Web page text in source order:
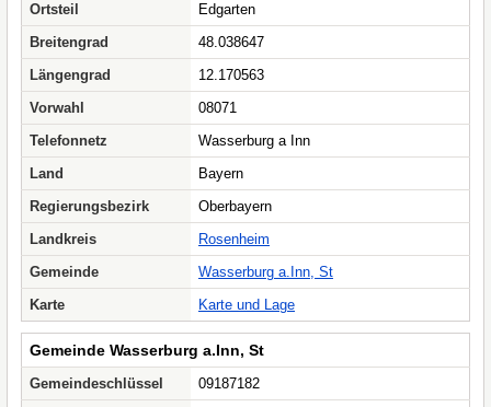
Ortsteil
Edgarten
Breitengrad
48.038647
Längengrad
12.170563
Vorwahl
08071
Telefonnetz
Wasserburg a Inn
Land
Bayern
Regierungsbezirk
Oberbayern
Landkreis
Rosenheim
Gemeinde
Wasserburg a.Inn, St
Karte
Karte und Lage
Gemeinde Wasserburg a.Inn, St
Gemeindeschlüssel
09187182